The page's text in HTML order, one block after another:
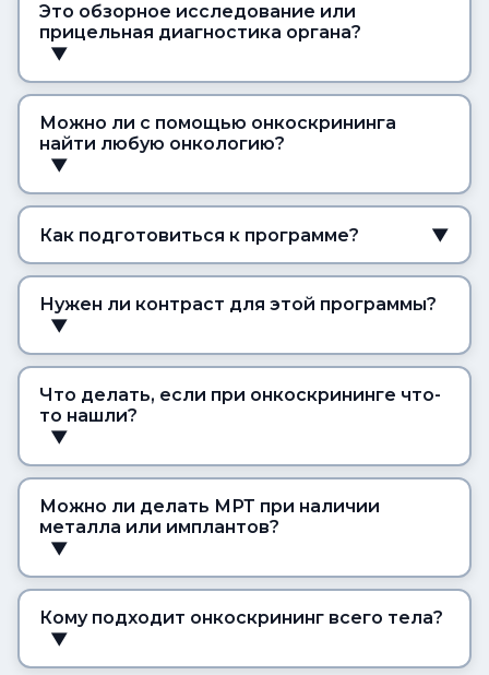
Это обзорное исследование или
прицельная диагностика органа?
▼
Можно ли с помощью онкоскрининга
найти любую онкологию?
▼
Как подготовиться к программе? ▼
Нужен ли контраст для этой программы?
▼
Что делать, если при онкоскрининге что-
то нашли?
▼
Можно ли делать МРТ при наличии
металла или имплантов?
▼
Кому подходит онкоскрининг всего тела?
▼